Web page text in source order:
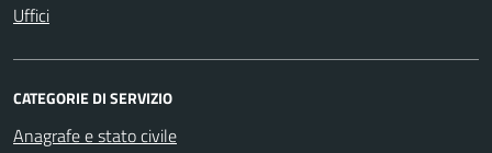
Uffici
CATEGORIE DI SERVIZIO
Anagrafe e stato civile